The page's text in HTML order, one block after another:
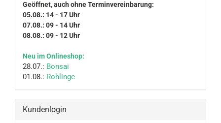
Geöffnet, auch ohne Terminvereinbarung:
05.08.: 14 - 17 Uhr
07.08.: 09 - 14 Uhr
08.08.: 09 - 12 Uhr
Neu im Onlineshop:
28.07.: Bonsai
01.08.: Rohlinge
Kundenlogin